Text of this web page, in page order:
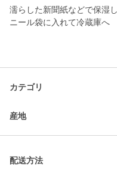
濡らした新聞紙などで保湿
ニール袋に入れて冷蔵庫へ
カテゴリ
産地
配送方法